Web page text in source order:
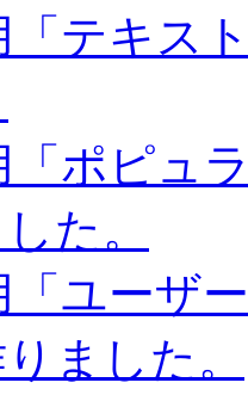
「テキス
「ポピュ
た。
「ユーザ
ました。